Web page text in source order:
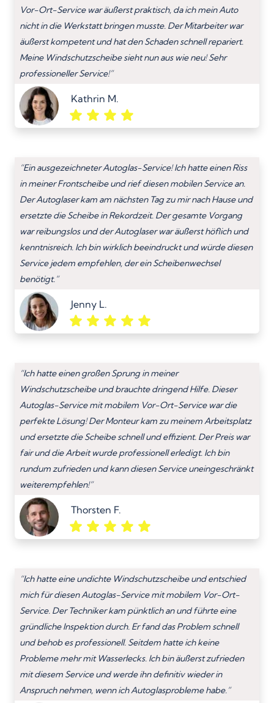
Vor-Ort-Service war äußerst praktisch, da ich mein Auto
nicht in die Werkstatt bringen musste. Der Mitarbeiter war
äußerst kompetent und hat den Schaden schnell repariert.
Meine Windschutzscheibe sieht nun aus wie neu! Sehr
professioneller Service!”
Kathrin M.
“Ein ausgezeichneter Autoglas-Service! Ich hatte einen Riss
in meiner Frontscheibe und rief diesen mobilen Service an.
Der Autoglaser kam am nächsten Tag zu mir nach Hause und
ersetzte die Scheibe in Rekordzeit. Der gesamte Vorgang
war reibungslos und der Autoglaser war äußerst höflich und
kenntnisreich. Ich bin wirklich beeindruckt und würde diesen
Service jedem empfehlen, der ein Scheibenwechsel
benötigt.”
Jenny L.
“Ich hatte einen großen Sprung in meiner
Windschutzscheibe und brauchte dringend Hilfe. Dieser
Autoglas-Service mit mobilem Vor-Ort-Service war die
perfekte Lösung! Der Monteur kam zu meinem Arbeitsplatz
und ersetzte die Scheibe schnell und effizient. Der Preis war
fair und die Arbeit wurde professionell erledigt. Ich bin
rundum zufrieden und kann diesen Service uneingeschränkt
weiterempfehlen!”
Thorsten F.
“Ich hatte eine undichte Windschutzscheibe und entschied
mich für diesen Autoglas-Service mit mobilem Vor-Ort-
Service. Der Techniker kam pünktlich an und führte eine
gründliche Inspektion durch. Er fand das Problem schnell
und behob es professionell. Seitdem hatte ich keine
Probleme mehr mit Wasserlecks. Ich bin äußerst zufrieden
mit diesem Service und werde ihn definitiv wieder in
Anspruch nehmen, wenn ich Autoglasprobleme habe.”